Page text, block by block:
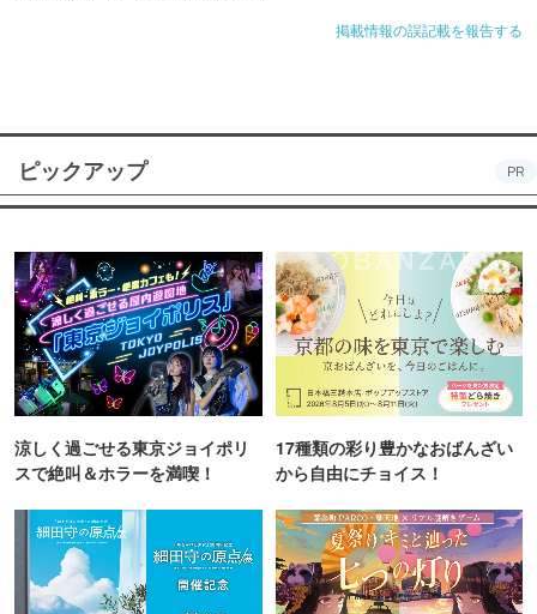
掲載情報の誤記載を報告する
ピックアップ PR
涼しく過ごせる東京ジョイポリ
スで絶叫＆ホラーを満喫！
17種類の彩り豊かなおばんざい
から自由にチョイス！